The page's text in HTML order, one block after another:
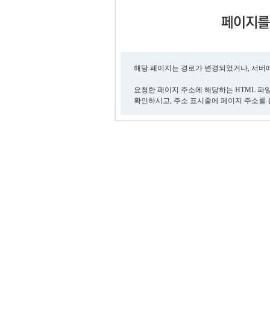
해당 페이지는 경로가 변경되었거나, 서
요청한 페이지 주소에 해당하는 HTML 파
확인하시고, 주소 표시줄에 페이지 주소